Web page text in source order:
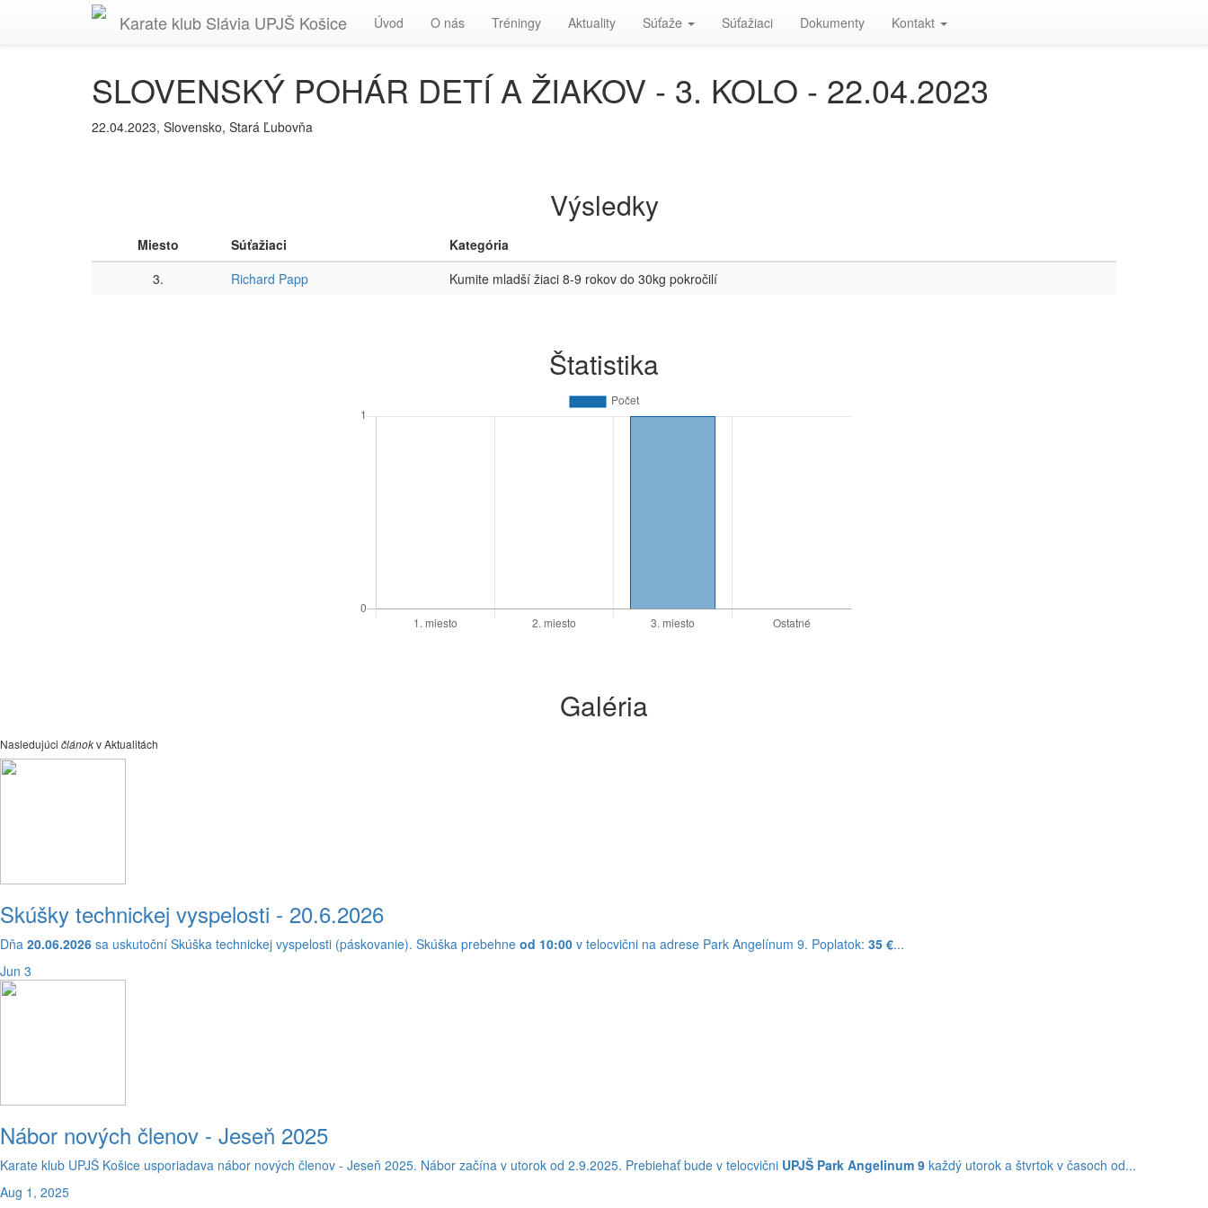
Karate klub Slávia UPJŠ Košice Úvod O nás Tréningy Aktuality Súťaže Súťažiaci Dokumenty Kontakt
SLOVENSKÝ POHÁR DETÍ A ŽIAKOV - 3. KOLO - 22.04.2023
22.04.2023, Slovensko, Stará Ľubovňa
Výsledky
Miesto Súťažiaci
Kategória
3.
Richard Papp Kumite mladší žiaci 8-9 rokov do 30kg pokročilí
Štatistika
Galéria
Nasledujúci článokv Aktualitách
Skúšky technickej vyspelosti - 20.6.2026
Dňa 20.06.2026 sa uskutoční Skúška technickej vyspelosti (páskovanie). Skúška prebehne od 10:00 v telocvični na adrese Park Angelínum 9. Poplatok: 35 €...
Jun 3
Nábor nových členov - Jeseň 2025
Karate klub UPJŠ Košice usporiadava nábor nových členov - Jeseň 2025. Nábor začína v utorok od 2.9.2025. Prebiehať bude v telocvični UPJŠ Park Angelinum 9 každý utorok a štvrtok v časoch od...
Aug 1, 2025